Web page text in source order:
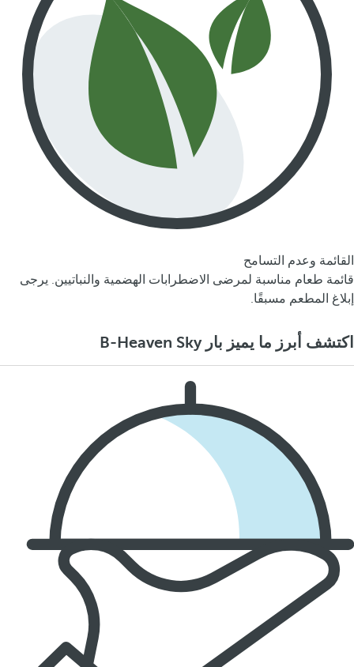
القائمة وعدم التسامح
قائمة طعام مناسبة لمرضى الاضطرابات الهضمية والنباتيين. يرجى
إبلاغ المطعم مسبقًا.
اكتشف أبرز ما يميز بار B-Heaven Sky